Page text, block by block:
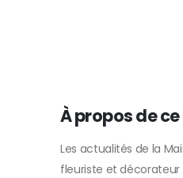
À propos de
Les actualités de la
fleuriste et décorateur